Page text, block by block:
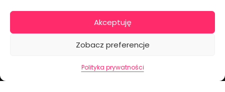
Akceptuję
Zobacz preferencje
Polityka prywatności
+48 511 246 275
tortoweozdoby.sklep@gmail.com
ul. Modularna 12, 02-238 Warszawa
Giełda Spożywcza Okęcie Pawilon 403
NIP: PL7970009100